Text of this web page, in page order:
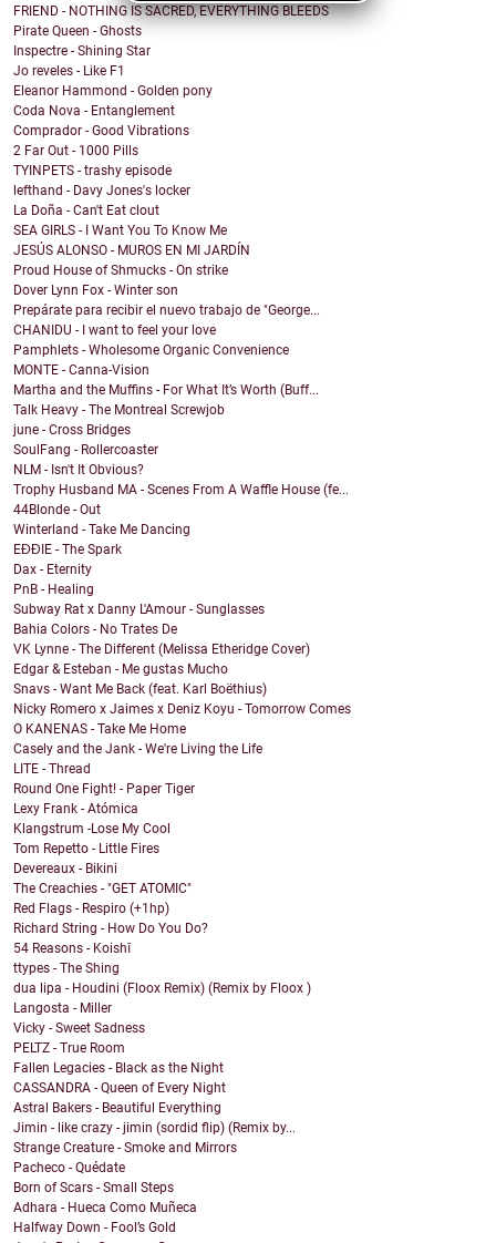
FRIEND - NOTHING IS SACRED, EVERYTHING BLEEDS
Pirate Queen - Ghosts
Inspectre - Shining Star
Jo reveles - Like F1
Eleanor Hammond - Golden pony
Coda Nova - Entanglement
Comprador - Good Vibrations
2 Far Out - 1000 Pills
TYINPETS - trashy episode
lefthand - Davy Jones's locker
La Doña - Can't Eat clout
SEA GIRLS - I Want You To Know Me
JESÚS ALONSO - MUROS EN MI JARDÍN
Proud House of Shmucks - On strike
Dover Lynn Fox - Winter son
Prepárate para recibir el nuevo trabajo de "George...
CHANIDU - I want to feel your love
Pamphlets - Wholesome Organic Convenience
MONTE - Canna-Vision
Martha and the Muffins - For What It’s Worth (Buff...
Talk Heavy - The Montreal Screwjob
june - Cross Bridges
SoulFang - Rollercoaster
NLM - Isn't It Obvious?
Trophy Husband MA - Scenes From A Waffle House (fe...
44Blonde - Out
Winterland - Take Me Dancing
EĐĐIE - The Spark
Dax - Eternity
PnB - Healing
Subway Rat x Danny L'Amour - Sunglasses
Bahia Colors - No Trates De
VK Lynne - The Different (Melissa Etheridge Cover)
Edgar & Esteban - Me gustas Mucho
Snavs - Want Me Back (feat. Karl Boëthius)
Nicky Romero x Jaimes x Deniz Koyu - Tomorrow Comes
O KANENAS - Take Me Home
Casely and the Jank - We're Living the Life
LITE - Thread
Round One Fight! - Paper Tiger
Lexy Frank - Atómica
Klangstrum -Lose My Cool
Tom Repetto - Little Fires
Devereaux - Bikini
The Creachies - "GET ATOMIC"
Red Flags - Respiro (+1hp)
Richard String - How Do You Do?
54 Reasons - Koishī
ttypes - The Shing
dua lipa - Houdini (Floox Remix) (Remix by Floox )
Langosta - Miller
Vicky - Sweet Sadness
PELTZ - True Room
Fallen Legacies - Black as the Night
CASSANDRA - Queen of Every Night
Astral Bakers - Beautiful Everything
Jimin - like crazy - jimin (sordid flip) (Remix by...
Strange Creature - Smoke and Mirrors
Pacheco - Quédate
Born of Scars - Small Steps
Adhara - Hueca Como Muñeca
Halfway Down - Fool’s Gold